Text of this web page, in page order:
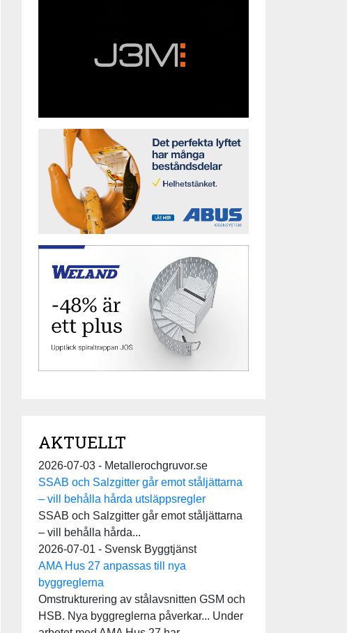
AKTUELLT
2026-07-03 - Metallerochgruvor.se
SSAB och Salzgitter går emot ståljättarna
– vill behålla hårda utsläppsregler
SSAB och Salzgitter går emot ståljättarna
– vill behålla hårda...
2026-07-01 - Svensk Byggtjänst
AMA Hus 27 anpassas till nya
byggreglerna
Omstrukturering av stålavsnitten GSM och
HSB. Nya byggreglerna påverkar... Under